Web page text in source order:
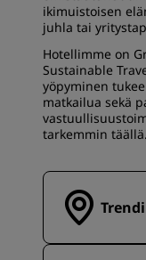
ikimuistoisen
juhla tai
Hotellimme on
Sustainable
yöpyminen
matkailua sekä
tarkemmin täällä.